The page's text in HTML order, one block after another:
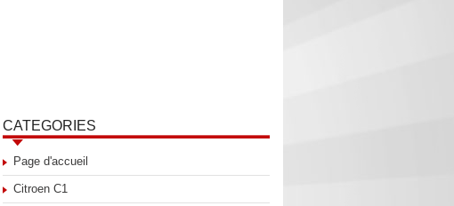
CATEGORIES
Page d'accueil
Citroen C1